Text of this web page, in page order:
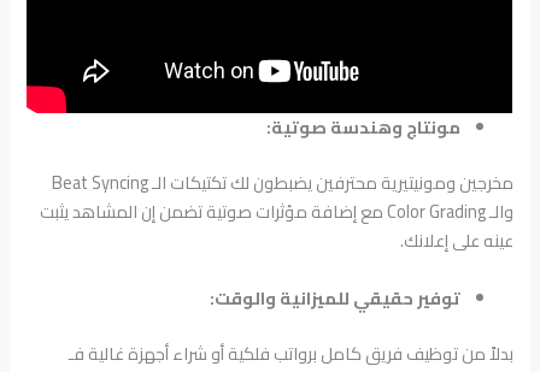
مونتاج وهندسة صوتية:
مخرجين ومونيتيرية محترفين يضبطون لك تكتيكات الـ Beat Syncing
والـ Color Grading مع إضافة مؤثرات صوتية تضمن إن المشاهد يثبت
عينه على إعلانك.
توفير حقيقي للميزانية والوقت:
بدلاً من توظيف فريق كامل برواتب فلكية أو شراء أجهزة غالية فـ